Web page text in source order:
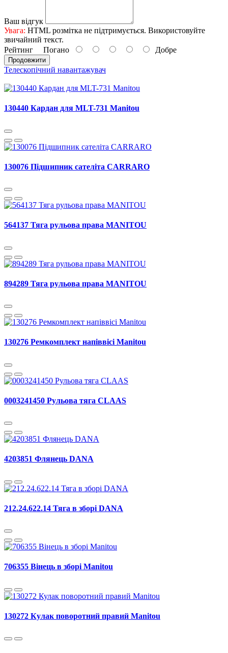
Ваш відгук
Увага: HTML розмітка не підтримується. Використовуйте
звичайний текст.
Рейтинг Погано Добре
Продовжити
Телескопічний навантажувач
130440 Кардан для MLT-731 Manitou
130076 Підшипник сателіта CARRARO
564137 Тяга рульова права MANITOU
894289 Тяга рульова права MANITOU
130276 Ремкомплект напіввісі Manitou
0003241450 Рульова тяга CLAAS
4203851 Флянець DANA
212.24.622.14 Тяга в зборі DANA
706355 Вінець в зборі Manitou
130272 Кулак поворотний правий Manitou